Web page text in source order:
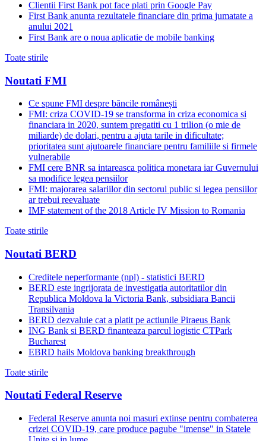
Clientii First Bank pot face plati prin Google Pay
First Bank anunta rezultatele financiare din prima jumatate a
anului 2021
First Bank are o noua aplicatie de mobile banking
Toate stirile
Noutati FMI
Ce spune FMI despre băncile românești
FMI: criza COVID-19 se transforma in criza economica si
financiara in 2020, suntem pregatiti cu 1 trilion (o mie de
miliarde) de dolari, pentru a ajuta tarile in dificultate;
prioritatea sunt ajutoarele financiare pentru familiile si firmele
vulnerabile
FMI cere BNR sa intareasca politica monetara iar Guvernului
sa modifice legea pensiilor
FMI: majorarea salariilor din sectorul public si legea pensiilor
ar trebui reevaluate
IMF statement of the 2018 Article IV Mission to Romania
Toate stirile
Noutati BERD
Creditele neperformante (npl) - statistici BERD
BERD este ingrijorata de investigatia autoritatilor din
Republica Moldova la Victoria Bank, subsidiara Bancii
Transilvania
BERD dezvaluie cat a platit pe actiunile Piraeus Bank
ING Bank si BERD finanteaza parcul logistic CTPark
Bucharest
EBRD hails Moldova banking breakthrough
Toate stirile
Noutati Federal Reserve
Federal Reserve anunta noi masuri extinse pentru combaterea
crizei COVID-19, care produce pagube "imense" in Statele